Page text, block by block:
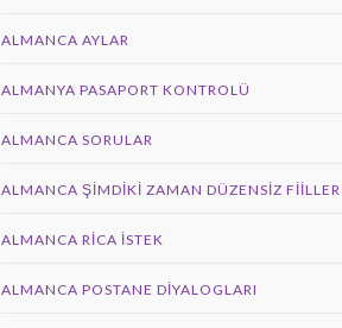
ALMANCA AYLAR
ALMANYA PASAPORT KONTROLÜ
ALMANCA SORULAR
ALMANCA ŞIMDIKI ZAMAN DÜZENSIZ FIILLER
ALMANCA RICA İSTEK
ALMANCA POSTANE DIYALOGLARI